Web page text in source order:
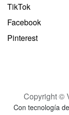
TikTok
Facebook
Pinterest
Copyright ©
Con tecnología de